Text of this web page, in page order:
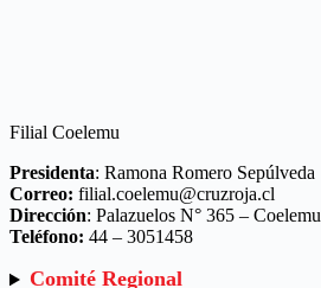
Filial Coelemu
Presidenta: Ramona Romero Sepúlveda
Correo: filial.coelemu@cruzroja.cl
Dirección: Palazuelos N° 365 – Coelemu
Teléfono: 44 – 3051458
Comité Regional